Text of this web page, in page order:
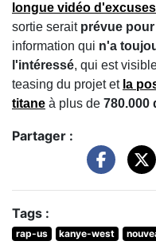
longue vidéo
sortie serait prévue
information qui n'a
l'intéressé, qui est
teasing du projet et la
titane à plus de 780.000
Partager :
Tags :
rap-us kanye-west